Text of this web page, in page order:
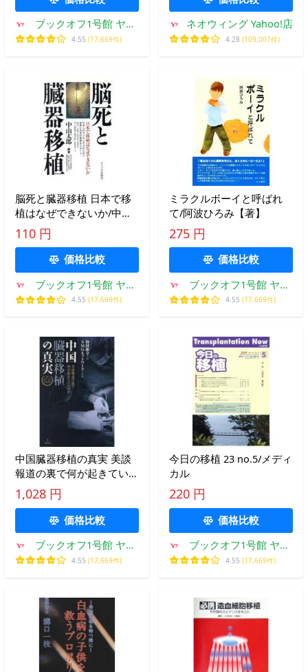
ブックオフ1号館 ヤフ
ーショッピング店
4.55 (17,669件)
ネオウィング Yahoo!店
4.28 (109,007件)
脳死と臓器移植 日本で移
植はなぜできないか/中山
太郎【編著】
110 円
価格比較
ブックオフ1号館 ヤフ
ーショッピング店
4.55 (17,669件)
ミラクルボーイと呼ばれ
て/阿波ひろみ【著】
275 円
価格比較
ブックオフ1号館 ヤフ
ーショッピング店
4.55 (17,669件)
中国臓器移植の真実 美談
報道の裏で何が起きていた
のか/野村旗守(編者),SMG
ネットワーク(監修)
1,028 円
価格比較
ブックオフ1号館 ヤフ
ーショッピング店
4.55 (17,669件)
今日の移植 23 no.5/メディ
カル
220 円
価格比較
ブックオフ1号館 ヤフ
ーショッピング店
4.55 (17,669件)